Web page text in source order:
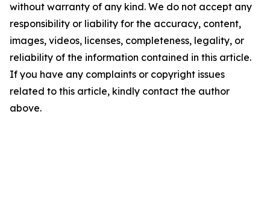
without warranty of any kind. We do not accept any
responsibility or liability for the accuracy, content,
images, videos, licenses, completeness, legality, or
reliability of the information contained in this article.
If you have any complaints or copyright issues
related to this article, kindly contact the author
above.